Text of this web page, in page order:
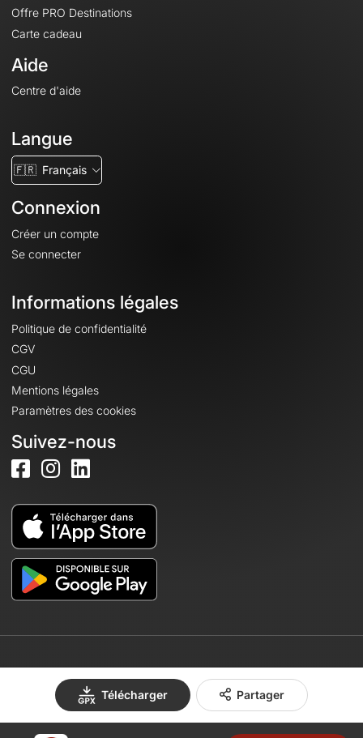
Télécharger Partager
Offre PRO Destinations
Carte cadeau
Aide
Centre d'aide
Langue
🇫🇷 Français
Connexion
Créer un compte
Se connecter
Informations légales
Politique de confidentialité
CGV
CGU
Mentions légales
Paramètres des cookies
Suivez-nous
© 2026 OpenRunner - Version 7.31.3